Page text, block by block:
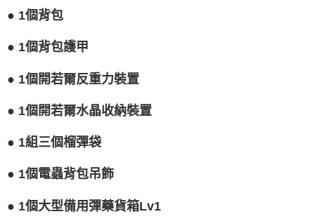
● 1個背包
● 1個背包護甲
● 1個開若爾反重力裝置
● 1個開若爾水晶收納裝置
● 1組三個榴彈袋
● 1個電蟲背包吊飾
● 1個大型備用彈藥貨箱Lv1